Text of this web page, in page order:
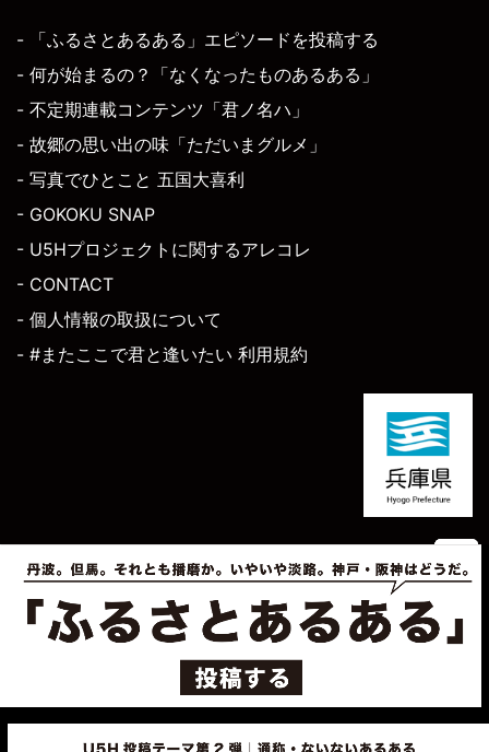
- 「ふるさとあるある」エピソードを投稿する
- 何が始まるの？「なくなったものあるある」
- 不定期連載コンテンツ「君ノ名ハ」
- 故郷の思い出の味「ただいまグルメ」
- 写真でひとこと 五国大喜利
- GOKOKU SNAP
- U5Hプロジェクトに関するアレコレ
- CONTACT
- 個人情報の取扱について
- #またここで君と逢いたい 利用規約